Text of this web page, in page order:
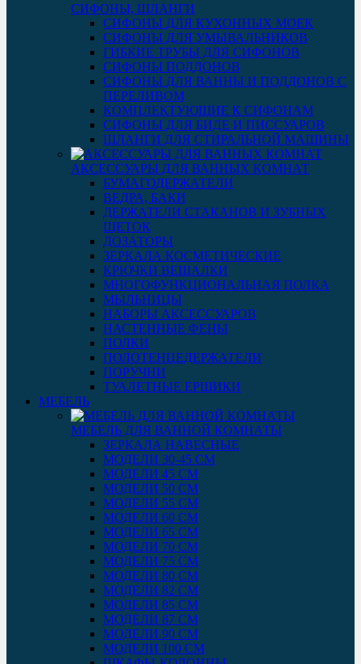
СИФОНЫ, ШЛАНГИ
СИФОНЫ ДЛЯ КУХОННЫХ МОЕК
СИФОНЫ ДЛЯ УМЫВАЛЬНИКОВ
ГИБКИЕ ТРУБЫ ДЛЯ СИФОНОВ
СИФОНЫ ПОДДОНОВ
СИФОНЫ ДЛЯ ВАННЫ И ПОДДОНОВ С
ПЕРЕЛИВОМ
КОМПЛЕКТУЮЩИЕ К СИФОНАМ
СИФОНЫ ДЛЯ БИДЕ И ПИССУАРОВ
ШЛАНГИ ДЛЯ СТИРАЛЬНОЙ МАШИНЫ
АКСЕССУАРЫ ДЛЯ ВАННЫХ КОМНАТ
БУМАГОДЕРЖАТЕЛИ
ВЕДРА, БАКИ
ДЕРЖАТЕЛИ СТАКАНОВ И ЗУБНЫХ
ЩЕТОК
ДОЗАТОРЫ
ЗЕРКАЛА КОСМЕТИЧЕСКИЕ
КРЮЧКИ ВЕШАЛКИ
МНОГОФУНКЦИОНАЛЬНАЯ ПОЛКА
МЫЛЬНИЦЫ
НАБОРЫ АКСЕССУАРОВ
НАСТЕННЫЕ ФЕНЫ
ПОЛКИ
ПОЛОТЕНЦЕДЕРЖАТЕЛИ
ПОРУЧНИ
ТУАЛЕТНЫЕ ЕРШИКИ
МЕБЕЛЬ
МЕБЕЛЬ ДЛЯ ВАННОЙ КОМНАТЫ
ЗЕРКАЛА НАВЕСНЫЕ
МОДЕЛИ 30-45 СМ
МОДЕЛИ 45 СМ
МОДЕЛИ 50 СМ
МОДЕЛИ 55 СМ
МОДЕЛИ 60 СМ
МОДЕЛИ 65 СМ
МОДЕЛИ 70 СМ
МОДЕЛИ 75 СМ
МОДЕЛИ 80 СМ
МОДЕЛИ 82 СМ
МОДЕЛИ 85 СМ
МОДЕЛИ 87 СМ
МОДЕЛИ 90 СМ
МОДЕЛИ 100 СМ